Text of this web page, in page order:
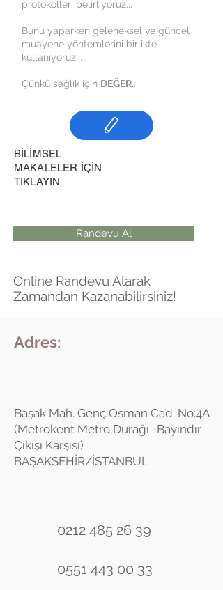
protokolleri belirliyoruz...
Bunu yaparken geleneksel ve güncel
muayene yöntemlerini birlikte
kullanıyoruz...
Çünkü sağlık için DEĞER...
BİLİMSEL
MAKALELER İÇİN
TIKLAYIN
Randevu Al
Online Randevu Alarak
Zamandan Kazanabilirsiniz!
Adres:
Başak Mah. Genç Osman Cad. No:4A
(Metrokent Metro Durağı -Bayındır
Çıkışı Karşısı)
BAŞAKŞEHİR/İSTANBUL
0212 485 26 39
0551 443 00 33